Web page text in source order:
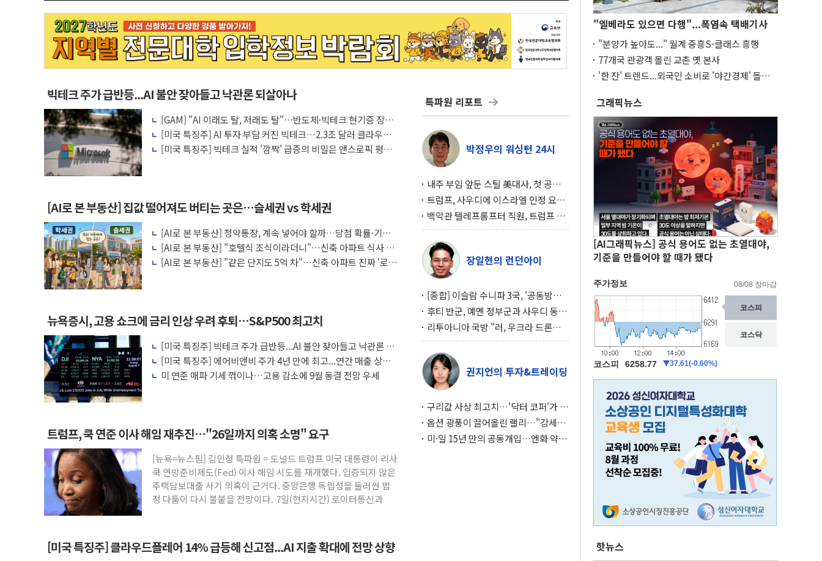
빅테크 주가 급반등...AI 불안 잦아들고 낙관론 되살아나
[GAM] "AI 이래도 탈, 저래도 탈"…반도체·빅테크 현기증 장세,
왜?
[미국 특징주] AI 투자 부담 커진 빅테크…2.3조 달러 클라우드
수주가 버팀목
[미국 특징주] 빅테크 실적 '깜짝' 급증의 비밀은 앤스로픽 평가
[AI로 본 부동산] 집값 떨어져도 버티는 곳은…슬세권 vs 학세권
[AI로 본 부동산] 청약통장, 계속 넣어야 할까…당첨 확률·기회
비용 따져보니
[AI로 본 부동산] "호텔식 조식이라더니"…신축 아파트 식사 서
비스의 속사정
[AI로 본 부동산] "같은 단지도 5억 차"…신축 아파트 진짜 '로얄
뉴욕증시, 고용 쇼크에 금리 인상 우려 후퇴…S&P500 최고치
[미국 특징주] 빅테크 주가 급반등...AI 불안 잦아들고 낙관론 되
살아나
[미국 특징주] 에어비앤비 주가 4년 만에 최고...연간 매출 상향
에 투자자 반색
미 연준 매파 기세 꺾이나…고용 감소에 9월 동결 전망 우세
트럼프, 쿡 연준 이사 해임 재추진…"26일까지 의혹 소명" 요구
[뉴욕=뉴스핌] 김민정 특파원 = 도널드 트럼프 미국 대통령이 리사
쿡 연방준비제도(Fed) 이사 해임 시도를 재개했다. 입증되지 않은
주택담보대출 사기 의혹이 근거다. 중앙은행 독립성을 둘러싼 법
정 다툼이 다시 불붙을 전망이다. 7일(현지시간) 로이터통신과
[미국 특징주] 클라우드플레어 14% 급등해 신고점...AI 지출 확대에 전망 상향
특파원 리포트
박정우의 워싱턴 24시
내주 부임 앞둔 스틸 美대사, 첫 공개
행사서 "한미동맹 강화 최우선 과제"
트럼프, 사우디에 이스라엘 인정 요
구…원자력 협정 서명 하루 만에 좌초
위기
백악관 텔레프롬프터 직원, 트럼프 연
설 미리 보고 베팅 시장서 10만달러 챙
겨
장일현의 런던아이
[종합] 이슬람 수니파 3국, '공동방위
협정' 체결… 이스라엘·이란 위협에
맞설 자체 억지력 강화
후티 반군, 예멘 정부군과 사우디 동시
공격… 위기 고조되는 또 다른 중동 화
약고
리투아니아 국방 "러, 우크라 드론으
로 나토 회원국 공격 검토… 거짓 깃발
작전"
권지언의 투자&트레이딩
구리값 사상 최고치…'닥터 코퍼'가 말
하는 경기 신호가 달라졌다
옵션 광풍이 끌어올린 랠리…"강세장
이면에 과열 경고등"
미·일 15년 만의 공동개입…엔화 약세
"엘베라도 있으면 다행"...폭염속 택배기사
"분양가 높아도..." 월계 중흥S-클래스 흥행
77개국 관광객 몰린 교촌 옛 본사
'한 잔' 트렌드...외국인 소비로 '야간경제' 돌파
그래픽뉴스
[AI그래픽뉴스] 공식 용어도 없는 초열대야,
기준을 만들어야 할 때가 됐다
핫뉴스